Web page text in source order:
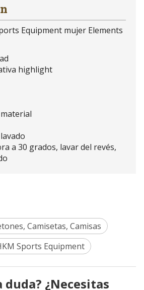
Equipment mujer Elements
highlight
a 30 grados, lavar del revés,
Camisetas, Camisas
Sports Equipment
duda? ¿Necesitas